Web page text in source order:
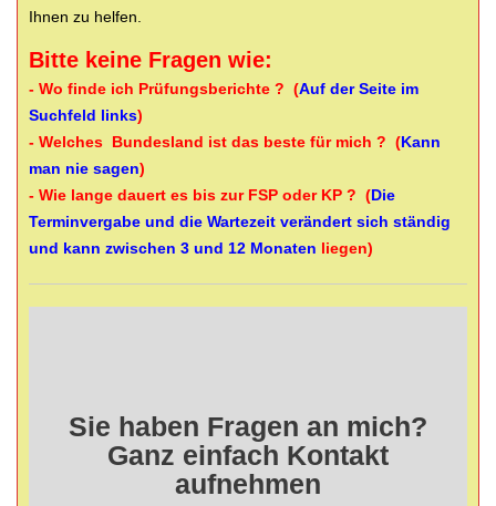
Ihnen zu helfen.
Bitte keine Fragen wie:
- Wo finde ich Prüfungsberichte ? (Auf der Seite im
Suchfeld links)
- Welches Bundesland ist das beste für mich ? (Kann
man nie sagen)
- Wie lange dauert es bis zur FSP oder KP ? (Die
Terminvergabe und die Wartezeit verändert sich ständig
und kann zwischen 3 und 12 Monaten liegen)
Sie haben Fragen an mich?
Ganz einfach Kontakt
aufnehmen